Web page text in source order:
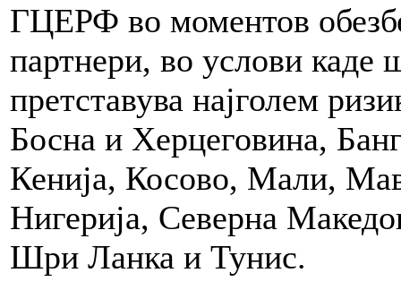
ГЦЕРФ во моментов
партнери, во услови каде
претставува најголем
Босна и Херцеговина,
Кенија, Косово, Мали,
Нигерија, Северна
Шри Ланка и Тунис.